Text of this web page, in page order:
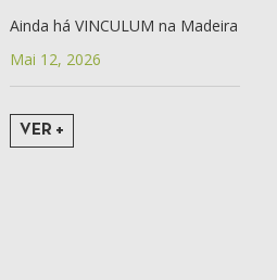
Ainda há VINCULUM na Madeira
Mai 12, 2026
VER +